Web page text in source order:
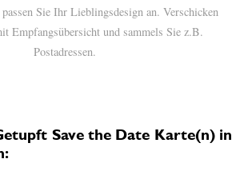
Sie Ihr Lieblingsdesign an. Verschicken
Empfangsübersicht und sammels Sie z.B.
Postadressen.
Save the Date Karte(n) in